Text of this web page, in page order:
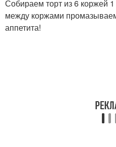
Собираем торт из 6 коржей
между коржами
аппетита!